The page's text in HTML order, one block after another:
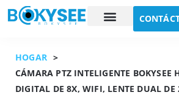
HOGAR >
CÁMARA PTZ INTELIGENTE BOKYSEE
DIGITAL DE 8X, WIFI, LENTE DUAL